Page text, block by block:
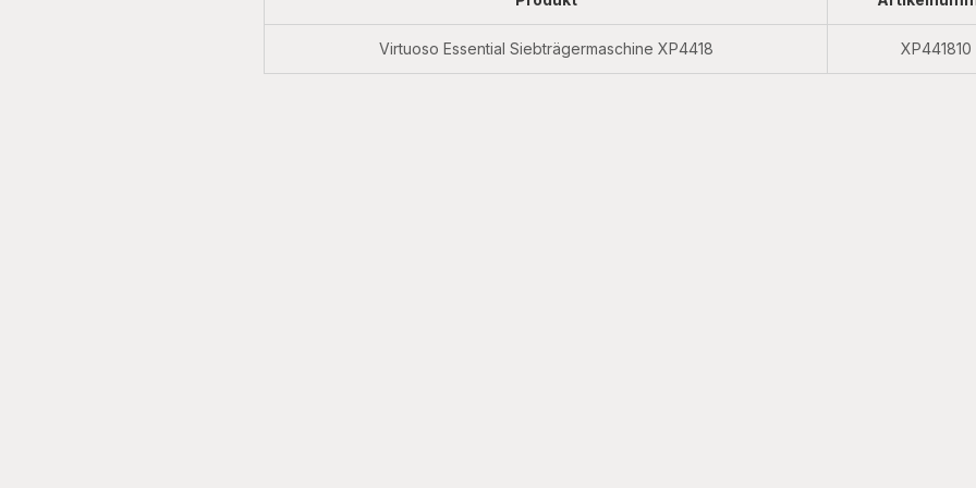
Virtuoso Essential Siebträgermaschine XP4418 XP441810